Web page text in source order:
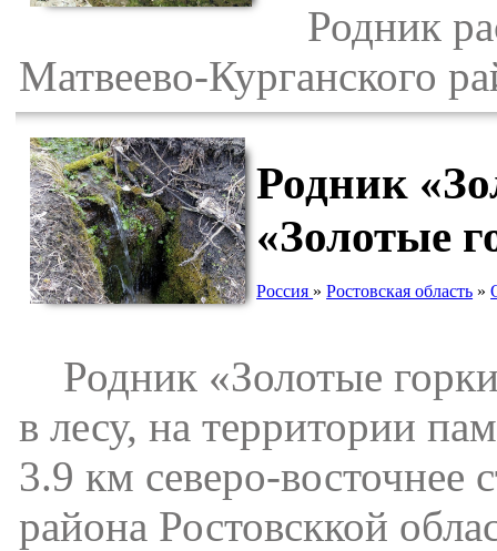
Родник
Матвеево-Курганского
Родник
«Золотые
Россия »Ростовская область »
Родник «Золотые
в лесу, на территории
3.9 км северо-восточнее
района Ростовсккой